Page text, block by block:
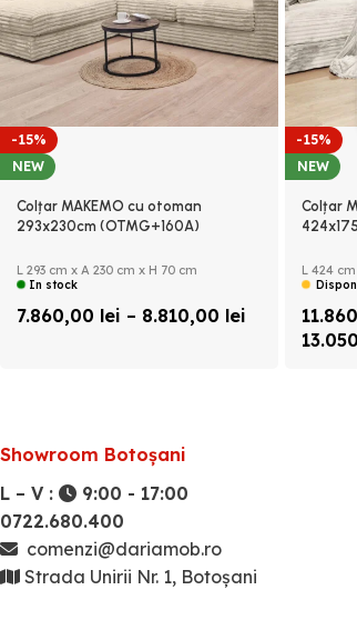
-15%
NEW
Colțar MAKEMO cu otoman
293x230cm (OTMG+160A)
L 293 cm x A 230 cm x H 70 cm
In stock
7.860,00 lei – 8.810,00 lei
-15%
NEW
Colțar
L 424
Showroom Botoșani
L – V :
9:00 - 17:00
0722.680.400
comenzi@dariamob.ro
Strada Unirii Nr. 1, Botoșani